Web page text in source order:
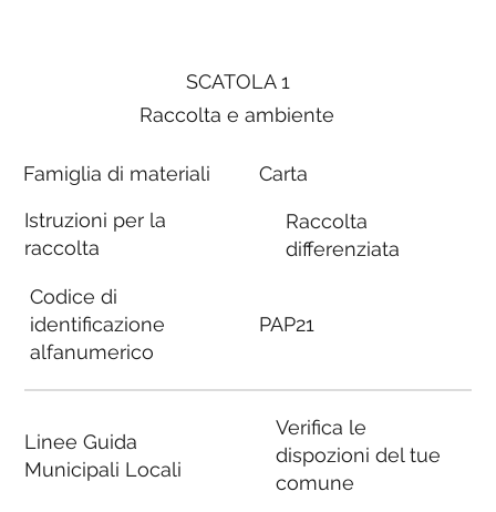
SCATOLA 1
Raccolta e ambiente
Famiglia di materiali
Istruzioni per la
raccolta
Codice di
identificazione
alfanumerico
Linee Guida
Municipali Locali
Carta
Raccolta
differenziata
PAP21
Verifica le
dispozioni del tue
comune